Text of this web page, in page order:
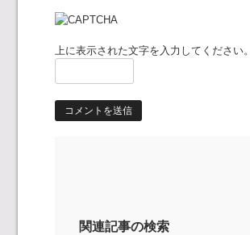
上に表示された文字を入力してください。
関連記事の検索